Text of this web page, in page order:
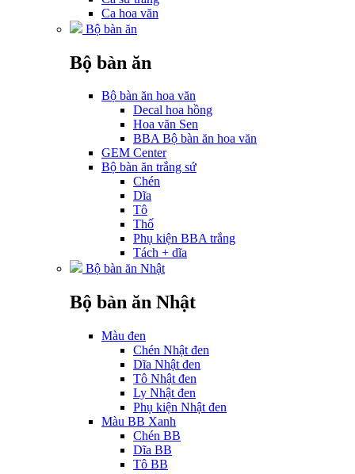
Ca hoa văn
Bộ bàn ăn
Bộ bàn ăn
Bộ bàn ăn hoa văn
Decal hoa hồng
Hoa văn Sen
BBA Bộ bàn ăn hoa văn
GEM Center
Bộ bàn ăn trắng sứ
Chén
Dĩa
Tô
Thố
Phụ kiện BBA trắng
Tách + dĩa
Bộ bàn ăn Nhật
Bộ bàn ăn Nhật
Màu đen
Chén Nhật đen
Dĩa Nhật đen
Tô Nhật đen
Ly Nhật đen
Phụ kiện Nhật đen
Màu BB Xanh
Chén BB
Dĩa BB
Tô BB